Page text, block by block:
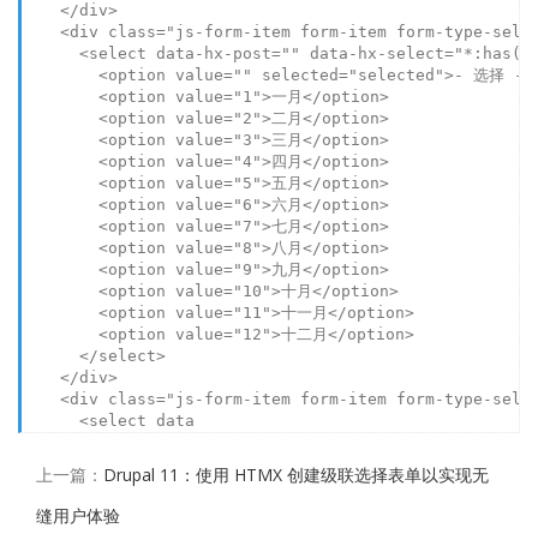
</div>
<div class="js-form-item form-item form-type-
<select data-hx-post="" data-hx-select="*:has(
<option value="" selected="selected"> - 选择 -
<option value="1">一月 </option>
<option value="2">二月 </option>
<option value="3">三月 </option>
<option value="4"> 四月 </option>
<option value="5">五月 </option>
<option value="6">六月 </option>
<option value="7">七月 </option>
<option value="8"> 八月 </option>
<option value="9">九月 </option>
<option value="10">十月 </option>
<option value="11">十一月 </option>
<option value="12">十二月 </option>
</select>
</div>
<div class="js-form-item form-item form-type-
<select data
上一篇： Drupal 11：使用 HTMX 创建级联选择表单以实现无
缝用户体验